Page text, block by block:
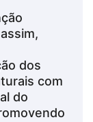
dos
com
do